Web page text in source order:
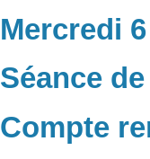
Mercredi
Séance
Compte